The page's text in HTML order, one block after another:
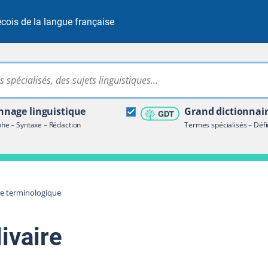
de la langue française
Rechercher dans tout le site
linguistique
– Syntaxe – Rédaction
Grand
Termes spécialisés –
terminologique
terminologique